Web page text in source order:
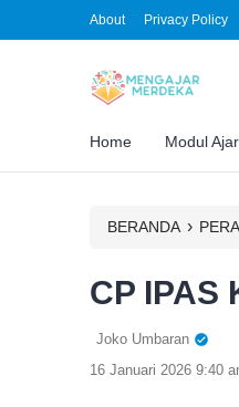
About Privacy Policy
Home Modul Ajar
BERANDA ›
CP IPAS
Joko Umbaran
16 Januari 2026 9:40